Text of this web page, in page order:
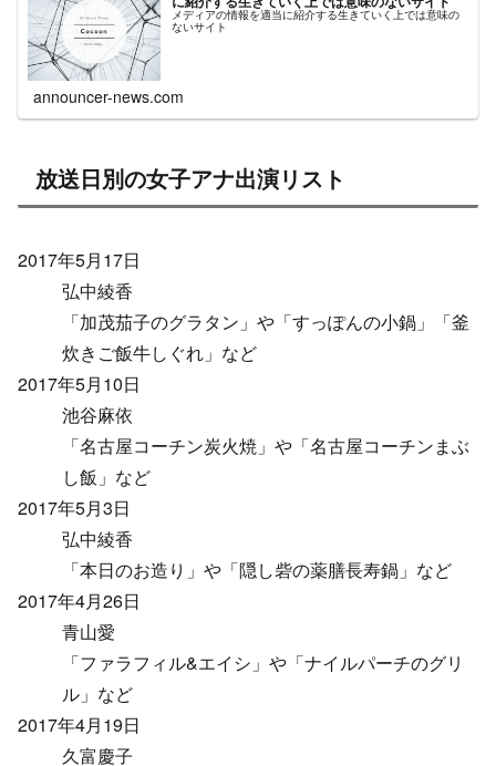
メディアの情報を適当に紹介する生きていく上では意味の
ないサイト
announcer-news.com
放送日別の女子アナ出演リスト
2017年5月17日
弘中綾香
「加茂茄子のグラタン」や「すっぽんの小鍋」「釜
炊きご飯牛しぐれ」など
2017年5月10日
池谷麻依
「名古屋コーチン炭火焼」や「名古屋コーチンまぶ
し飯」など
2017年5月3日
弘中綾香
「本日のお造り」や「隠し砦の薬膳長寿鍋」など
2017年4月26日
青山愛
「ファラフィル&エイシ」や「ナイルパーチのグリ
ル」など
2017年4月19日
久富慶子